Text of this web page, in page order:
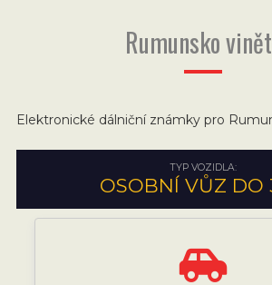
Rumunsko
Elektronické dálniční známky pro
TYP VOZIDLA:
OSOBNÍ VŮZ DO